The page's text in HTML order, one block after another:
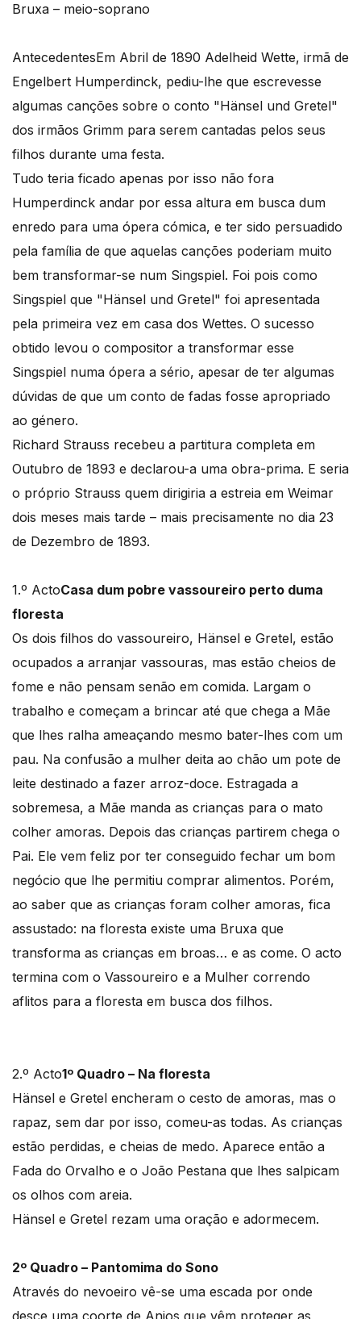
Bruxa – meio-soprano
AntecedentesEm Abril de 1890 Adelheid Wette, irmã de
Engelbert Humperdinck, pediu-lhe que escrevesse
algumas canções sobre o conto "Hänsel und Gretel"
dos irmãos Grimm para serem cantadas pelos seus
filhos durante uma festa.
Tudo teria ficado apenas por isso não fora
Humperdinck andar por essa altura em busca dum
enredo para uma ópera cómica, e ter sido persuadido
pela família de que aquelas canções poderiam muito
bem transformar-se num Singspiel. Foi pois como
Singspiel que "Hänsel und Gretel" foi apresentada
pela primeira vez em casa dos Wettes. O sucesso
obtido levou o compositor a transformar esse
Singspiel numa ópera a sério, apesar de ter algumas
dúvidas de que um conto de fadas fosse apropriado
ao género.
Richard Strauss recebeu a partitura completa em
Outubro de 1893 e declarou-a uma obra-prima. E seria
o próprio Strauss quem dirigiria a estreia em Weimar
dois meses mais tarde – mais precisamente no dia 23
de Dezembro de 1893.
1.º ActoCasa dum pobre vassoureiro perto duma
floresta
Os dois filhos do vassoureiro, Hänsel e Gretel, estão
ocupados a arranjar vassouras, mas estão cheios de
fome e não pensam senão em comida. Largam o
trabalho e começam a brincar até que chega a Mãe
que lhes ralha ameaçando mesmo bater-lhes com um
pau. Na confusão a mulher deita ao chão um pote de
leite destinado a fazer arroz-doce. Estragada a
sobremesa, a Mãe manda as crianças para o mato
colher amoras. Depois das crianças partirem chega o
Pai. Ele vem feliz por ter conseguido fechar um bom
negócio que lhe permitiu comprar alimentos. Porém,
ao saber que as crianças foram colher amoras, fica
assustado: na floresta existe uma Bruxa que
transforma as crianças em broas… e as come. O acto
termina com o Vassoureiro e a Mulher correndo
aflitos para a floresta em busca dos filhos.
2.º Acto1º Quadro – Na floresta
Hänsel e Gretel encheram o cesto de amoras, mas o
rapaz, sem dar por isso, comeu-as todas. As crianças
estão perdidas, e cheias de medo. Aparece então a
Fada do Orvalho e o João Pestana que lhes salpicam
os olhos com areia.
Hänsel e Gretel rezam uma oração e adormecem.
2º Quadro – Pantomima do Sono
Através do nevoeiro vê-se uma escada por onde
desce uma coorte de Anjos que vêm proteger as